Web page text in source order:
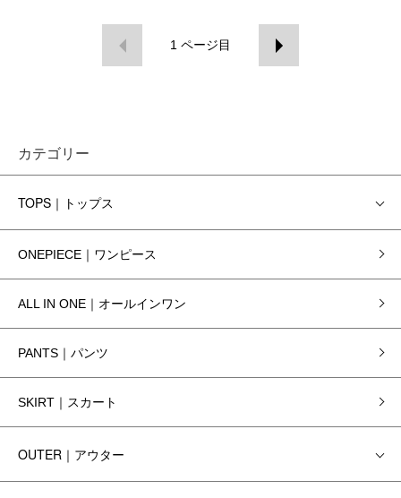
1 ページ目
カテゴリー
TOPS｜トップス
ONEPIECE｜ワンピース
ALL IN ONE｜オールインワン
PANTS｜パンツ
SKIRT｜スカート
OUTER｜アウター